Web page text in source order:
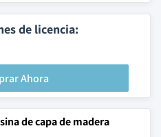
de licencia:
Ahora
de capa de madera